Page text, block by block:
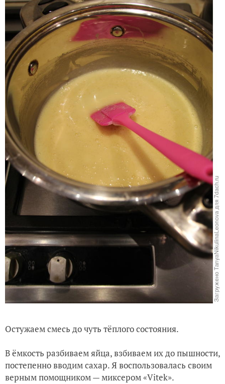
Остужаем смесь до чуть тёплого состояния.
В ёмкость разбиваем яйца, взбиваем их до пышности,
постепенно вводим сахар. Я воспользовалась своим
верным помощником — миксером «Vitek».